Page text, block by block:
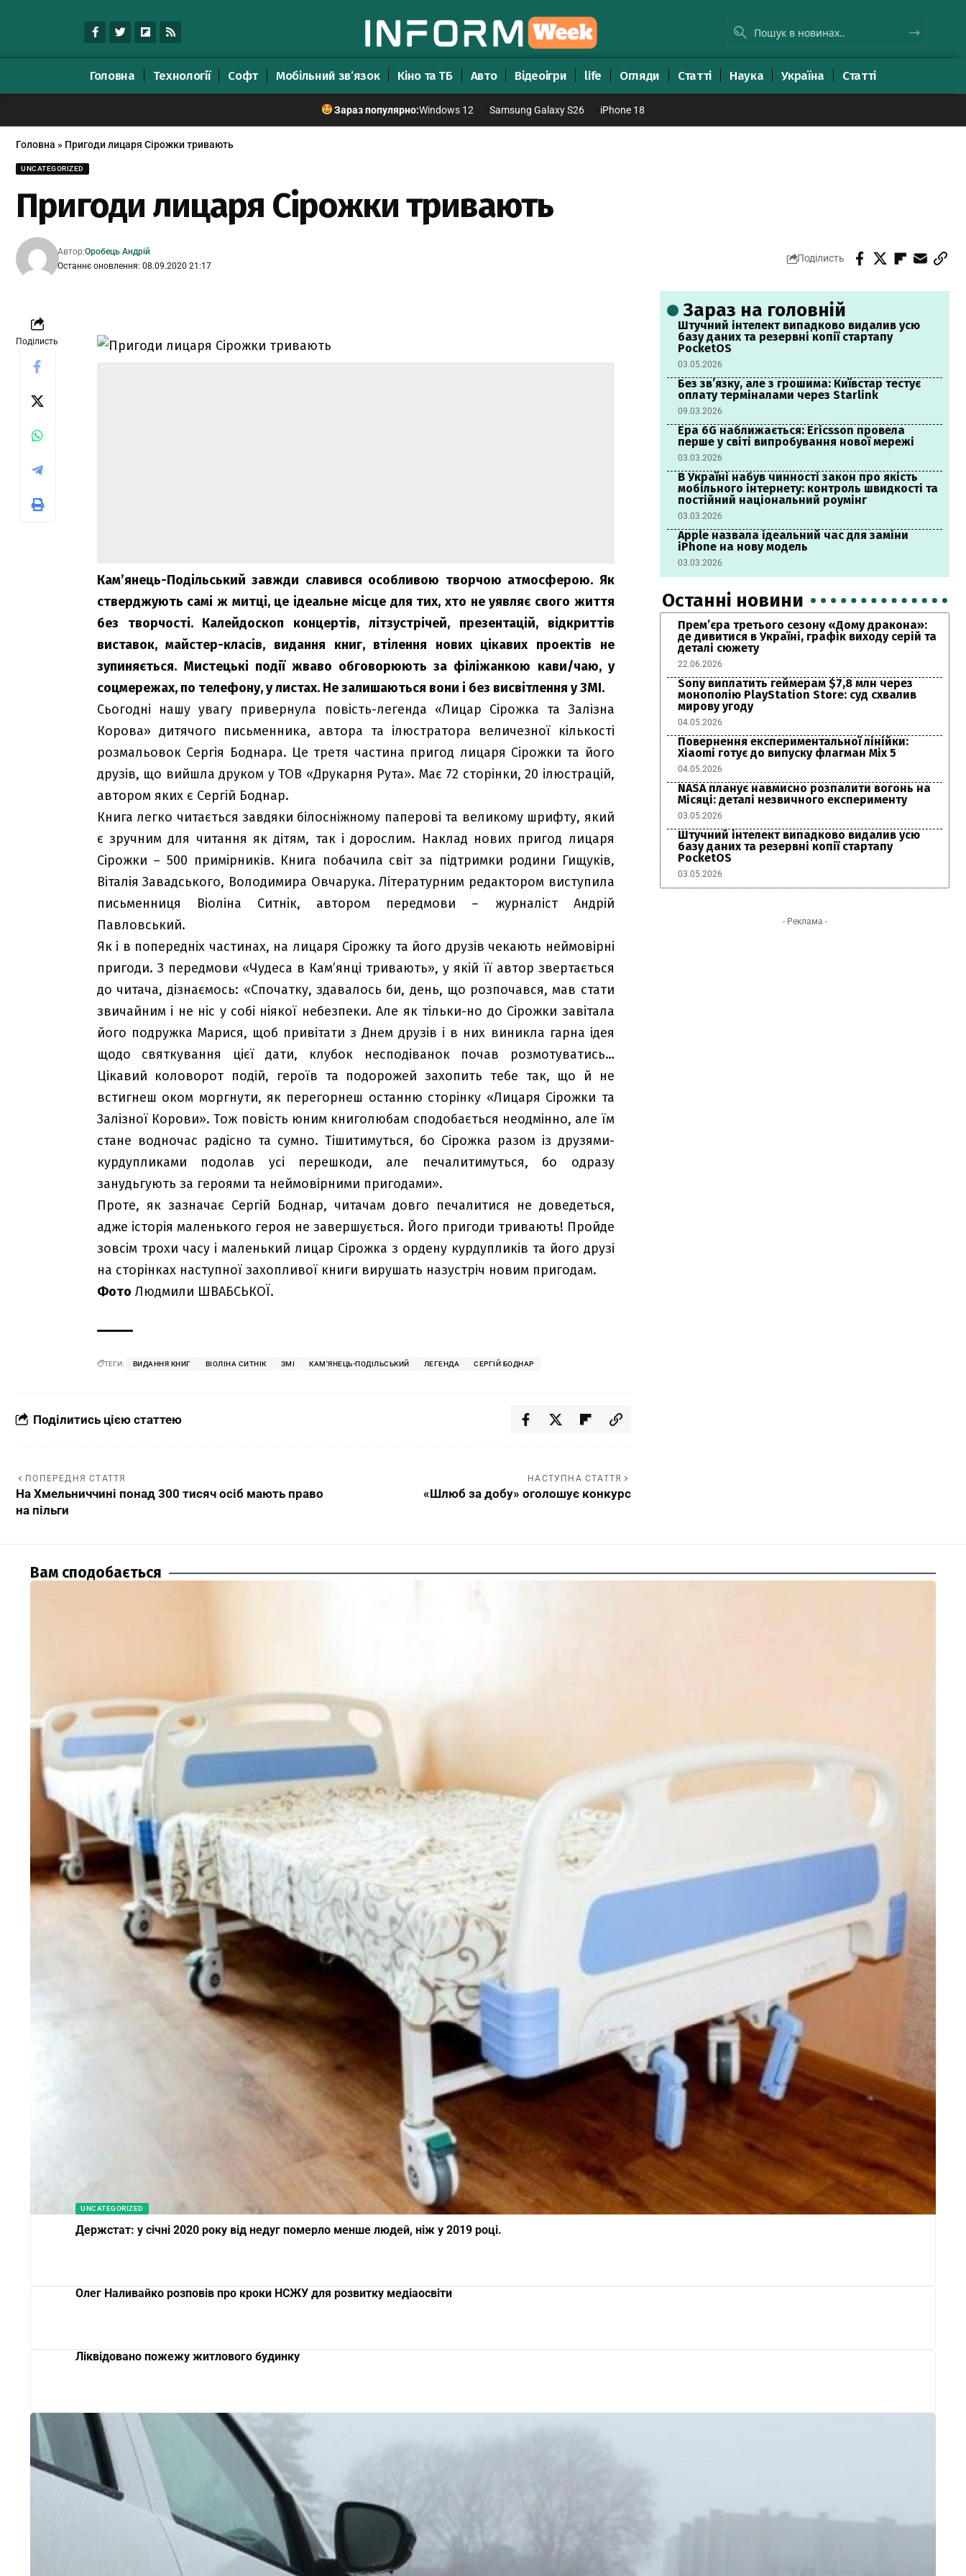
Головна Технології Софт Мобільний зв’язок Кіно та ТБ Авто Відеоігри life Огляди Статті Наука Україна Статті
Зараз популярно:Windows 12 Samsung Galaxy S26 iPhone 18
Головна » Пригоди лицаря Сірожки тривають
UNCATEGORIZED
Пригоди лицаря Сірожки тривають
Останнє оновлення: 08.09.2020 21:17
Автор:Оробець Андрій
Поділисть
Поділисть
Кам’янець-Подільський завжди славився особливою творчою атмосферою. Як
стверджують самі ж митці, це ідеальне місце для тих, хто не уявляє свого життя
без творчості. Калейдоскоп концертів, літзустрічей, презентацій, відкриттів
виставок, майстер-класів, видання книг, втілення нових цікавих проектів не
зупиняється. Мистецькі події жваво обговорюють за філіжанкою кави/чаю, у
соцмережах, по телефону, у листах. Не залишаються вони і без висвітлення у ЗМІ.
Сьогодні нашу увагу привернула повість-легенда «Лицар Сірожка та Залізна
Корова» дитячого письменника, автора та ілюстратора величезної кількості
розмальовок Сергія Боднара. Це третя частина пригод лицаря Сірожки та його
друзів, що вийшла друком у ТОВ «Друкарня Рута». Має 72 сторінки, 20 ілюстрацій,
автором яких є Сергій Боднар.
Книга легко читається завдяки білосніжному паперові та великому шрифту, який
є зручним для читання як дітям, так і дорослим. Наклад нових пригод лицаря
Сірожки – 500 примірників. Книга побачила світ за підтримки родини Гищуків,
Віталія Завадського, Володимира Овчарука. Літературним редактором виступила
письменниця Віоліна Ситнік, автором передмови – журналіст Андрій
Павловський.
Як і в попередніх частинах, на лицаря Сірожку та його друзів чекають неймовірні
пригоди. З передмови «Чудеса в Кам’янці тривають», у якій її автор звертається
до читача, дізнаємось: «Спочатку, здавалось би, день, що розпочався, мав стати
звичайним і не ніс у собі ніякої небезпеки. Але як тільки-но до Сірожки завітала
його подружка Марися, щоб привітати з Днем друзів і в них виникла гарна ідея
щодо святкування цієї дати, клубок несподіванок почав розмотуватись…
Цікавий коловорот подій, героїв та подорожей захопить тебе так, що й не
встигнеш оком моргнути, як перегорнеш останню сторінку «Лицаря Сірожки та
Залізної Корови». Тож повість юним книголюбам сподобається неодмінно, але їм
стане водночас радісно та сумно. Тішитимуться, бо Сірожка разом із друзями-
курдупликами подолав усі перешкоди, але печалитимуться, бо одразу
занудьгують за героями та неймовірними пригодами».
Проте, як зазначає Сергій Боднар, читачам довго печалитися не доведеться,
адже історія маленького героя не завершується. Його пригоди тривають! Пройде
зовсім трохи часу і маленький лицар Сірожка з ордену курдупликів та його друзі
на сторінках наступної захопливої книги вирушать назустріч новим пригодам.
Фото Людмили ШВАБСЬКОЇ.
ТЕГИ: ВИДАННЯ КНИГ ВІОЛІНА СИТНІК ЗМІ КАМ'ЯНЕЦЬ-ПОДІЛЬСЬКИЙ ЛЕГЕНДА СЕРГІЙ БОДНАР
Поділитись цією статтею
ПОПЕРЕДНЯ СТАТТЯ
На Хмельниччині понад 300 тисяч осіб мають право
на пільги
НАСТУПНА СТАТТЯ
«Шлюб за добу» оголошує конкурс
Зараз на головній
Штучний інтелект випадково видалив усю
базу даних та резервні копії стартапу
PocketOS
03.05.2026
Без зв’язку, але з грошима: Київстар тестує
оплату терміналами через Starlink
09.03.2026
Ера 6G наближається: Ericsson провела
перше у світі випробування нової мережі
03.03.2026
В Україні набув чинності закон про якість
мобільного інтернету: контроль швидкості та
постійний національний роумінг
03.03.2026
Apple назвала ідеальний час для заміни
iPhone на нову модель
03.03.2026
Останні новини
Прем’єра третього сезону «Дому дракона»:
де дивитися в Україні, графік виходу серій та
деталі сюжету
22.06.2026
Sony виплатить геймерам $7,8 млн через
монополію PlayStation Store: суд схвалив
мирову угоду
04.05.2026
Повернення експериментальної лінійки:
Xiaomi готує до випуску флагман Mix 5
04.05.2026
NASA планує навмисно розпалити вогонь на
Місяці: деталі незвичного експерименту
03.05.2026
Штучний інтелект випадково видалив усю
базу даних та резервні копії стартапу
PocketOS
03.05.2026
- Реклама -
Вам сподобається
UNCATEGORIZED
Держстат: у січні 2020 року від недуг померло менше людей, ніж у 2019 році.
Олег Наливайко розповів про кроки НСЖУ для розвитку медіаосвіти
Ліквідовано пожежу житлового будинку